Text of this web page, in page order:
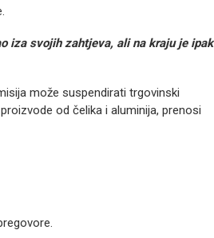
iza svojih zahtjeva, ali na kraju je ipak
može suspendirati trgovinski
od čelika i aluminija, prenosi